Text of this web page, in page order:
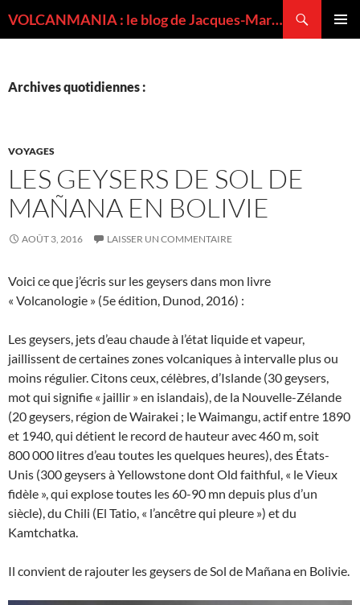
VOLCANMANIA : le blog de Jacques-Marie BARDINTZEFF, volcanologue
Archives quotidiennes :
VOYAGES
LES GEYSERS DE SOL DE
MAÑANA EN BOLIVIE
AOÛT 3, 2016 LAISSER UN COMMENTAIRE
Voici ce que j’écris sur les geysers dans mon livre
« Volcanologie » (5e édition, Dunod, 2016) :
Les geysers, jets d’eau chaude à l’état liquide et vapeur,
jaillissent de certaines zones volcaniques à intervalle plus ou
moins régulier. Citons ceux, célèbres, d’Islande (30 geysers,
mot qui signifie « jaillir » en islandais), de la Nouvelle-Zélande
(20 geysers, région de Wairakei ; le Waimangu, actif entre 1890
et 1940, qui détient le record de hauteur avec 460 m, soit
800 000 litres d’eau toutes les quelques heures), des États-
Unis (300 geysers à Yellowstone dont Old faithful, « le Vieux
fidèle », qui explose toutes les 60-90 mn depuis plus d’un
siècle), du Chili (El Tatio, « l’ancêtre qui pleure ») et du
Kamtchatka.
Il convient de rajouter les geysers de Sol de Mañana en Bolivie.